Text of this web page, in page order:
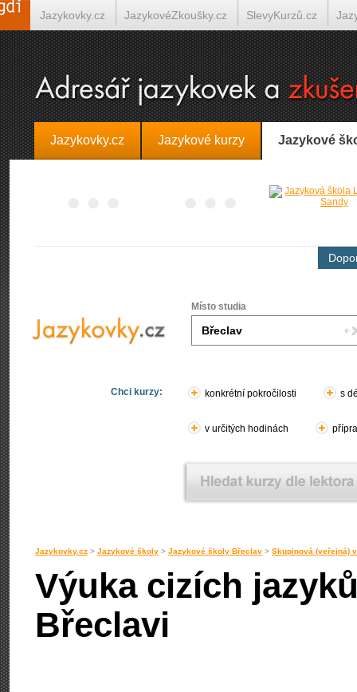
Jazykovky.cz Jazykové kurzy Jazykové
Místo studia
Chci kurzy: konkrétní pokročilosti s
v určitých hodinách
Jazykovky.cz > Jazykové školy > Jazykové školy Břeclav > Skupinová (veřejná)
Výuka cizích
Břeclavi
Jazykovky.cz JazykovéZkoušky.cz SlevyKurzů.cz
Španělština on-line Italština on-line Tlumočení-